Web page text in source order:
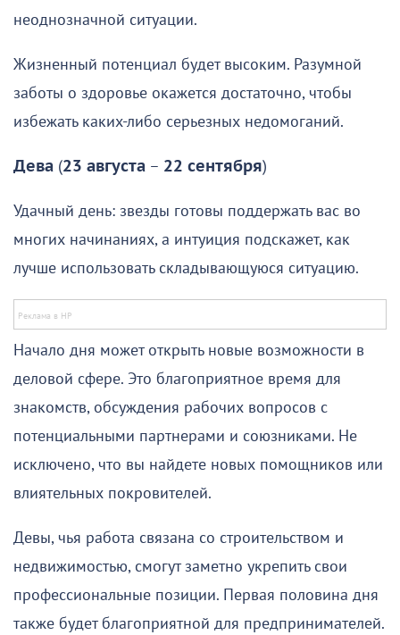
неоднозначной ситуации.
Жизненный потенциал будет высоким. Разумной
заботы о здоровье окажется достаточно, чтобы
избежать каких-либо серьезных недомоганий.
Дева (23 августа – 22 сентября)
Удачный день: звезды готовы поддержать вас во
многих начинаниях, а интуиция подскажет, как
лучше использовать складывающуюся ситуацию.
Начало дня может открыть новые возможности в
деловой сфере. Это благоприятное время для
знакомств, обсуждения рабочих вопросов с
потенциальными партнерами и союзниками. Не
исключено, что вы найдете новых помощников или
влиятельных покровителей.
Девы, чья работа связана со строительством и
недвижимостью, смогут заметно укрепить свои
профессиональные позиции. Первая половина дня
также будет благоприятной для предпринимателей.